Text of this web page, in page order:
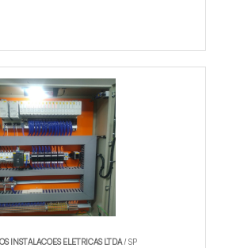
INSTALACOES ELETRICAS LTDA/ SP